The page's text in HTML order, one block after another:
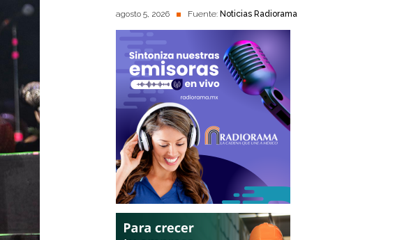
agosto 5, 2026 Fuente: Noticias Radiorama